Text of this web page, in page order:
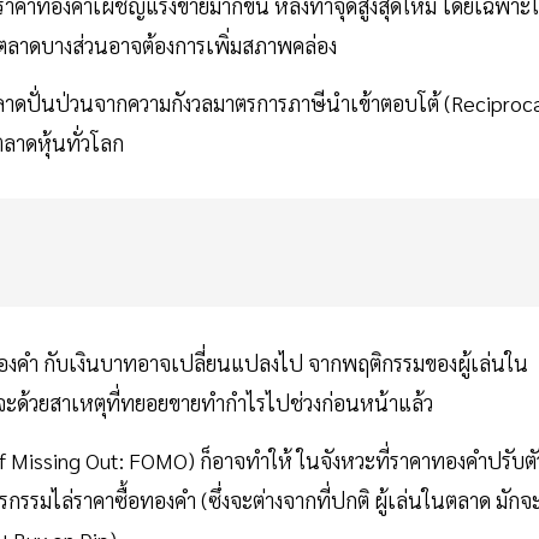
าทองคำเผชิญแรงขายมากขึ้น หลังทำจุดสูงสุดใหม่ โดยเฉพาะ
าดบางส่วนอาจต้องการเพิ่มสภาพคล่อง
ดปั่นป่วนจากความกังวลมาตรการภาษีนำเข้าตอบโต้
าดหุ้นทั่วโลก
งคำ กับเงินบาทอาจเปลี่ยนแปลงไป จากพฤติกรรมของผู้เล่นใน
ด้วยสาเหตุที่ทยอยขายทำกำไรไปช่วงก่อนหน้าแล้ว
Out: FOMO) ก็อาจทำให้ ในจังหวะที่ราคาทองคำปรับตั
รมไล่ราคาซื้อทองคำ (ซึ่งจะต่างจากที่ปกติ ผู้เล่นในตลาด มักจ